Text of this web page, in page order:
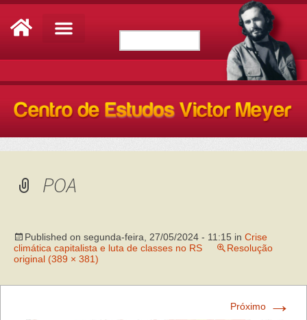
POA
Published on segunda-feira, 27/05/2024 - 11:15 in Crise
climática capitalista e luta de classes no RS
Resolução
original (389 × 381)
Próximo →